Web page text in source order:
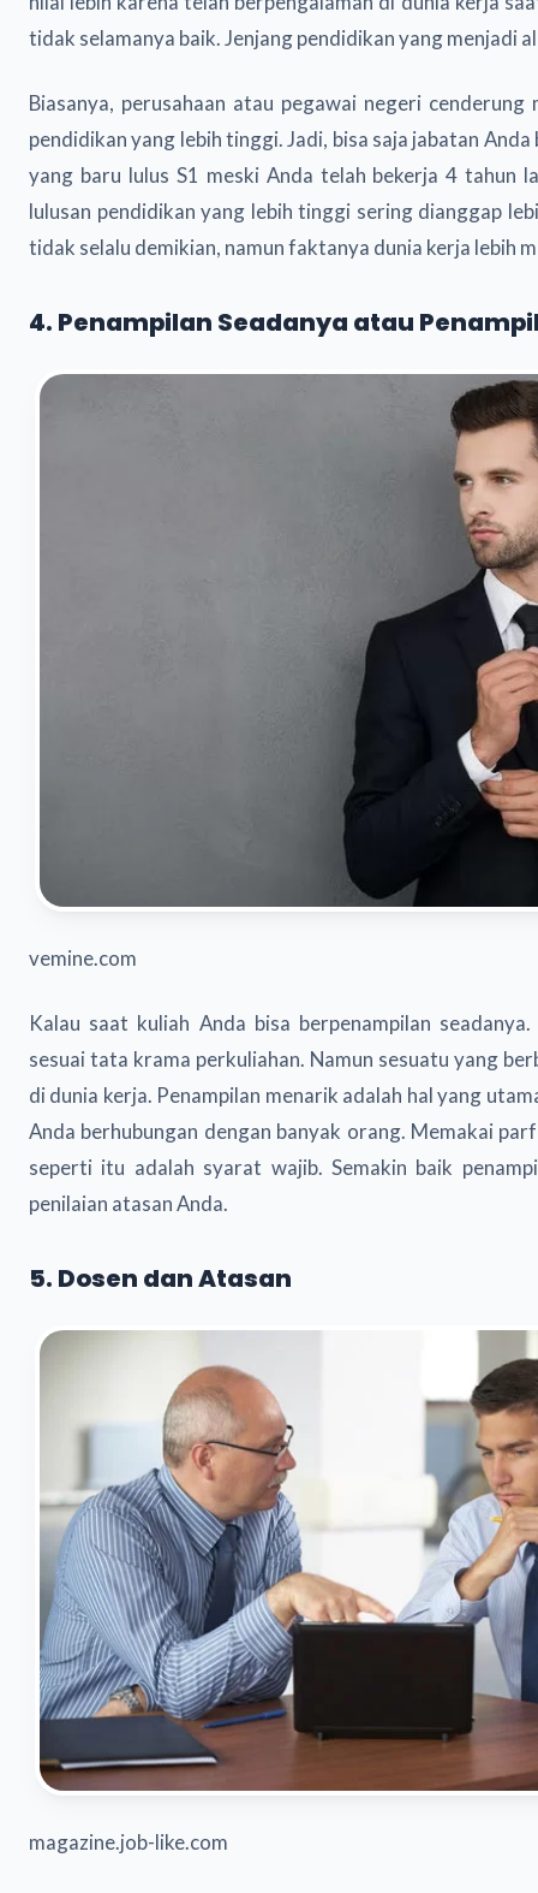
tidak selamanya baik. Jenjang pendidikan yang menjadi
Biasanya, perusahaan atau pegawai negeri cenderung
pendidikan yang lebih tinggi. Jadi, bisa saja jabatan
yang baru lulus S1 meski Anda telah bekerja 4 tahun
lulusan pendidikan yang lebih tinggi sering dianggap
tidak selalu demikian, namun faktanya dunia kerja lebih
4. Penampilan Seadanya atau
vemine.com
Kalau saat kuliah Anda bisa berpenampilan
sesuai tata krama perkuliahan. Namun sesuatu yang
di dunia kerja. Penampilan menarik adalah hal yang
Anda berhubungan dengan banyak orang. Memakai
seperti itu adalah syarat wajib. Semakin baik
penilaian atasan Anda.
5. Dosen dan Atasan
magazine.job-like.com